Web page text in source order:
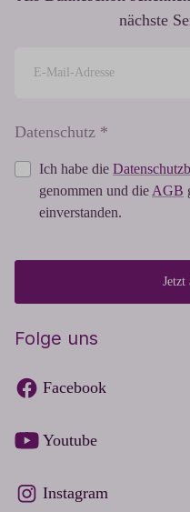
nächste
Datenschutz *
Ich habe die
genommen und die AGB
einverstanden.
Jetzt
Folge uns
Facebook
Youtube
Instagram